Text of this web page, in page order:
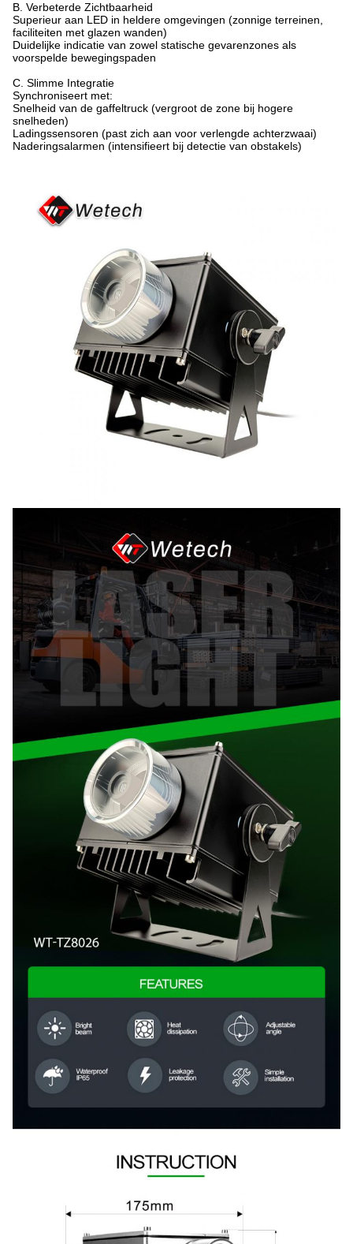
B. Verbeterde Zichtbaarheid
Superieur aan LED in heldere omgevingen (zonnige terreinen,
faciliteiten met glazen wanden)
Duidelijke indicatie van zowel statische gevarenzones als
voorspelde bewegingspaden
C. Slimme Integratie
Synchroniseert met:
Snelheid van de gaffeltruck (vergroot de zone bij hogere
snelheden)
Ladingssensoren (past zich aan voor verlengde achterzwaai)
Naderingsalarmen (intensifieert bij detectie van obstakels)